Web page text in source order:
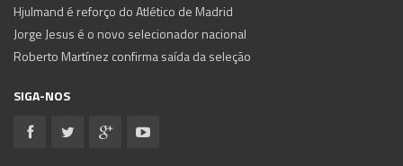
Hjulmand é reforço do Atlético de Madrid
Jorge Jesus é o novo selecionador nacional
Roberto Martínez confirma saída da seleção
SIGA-NOS